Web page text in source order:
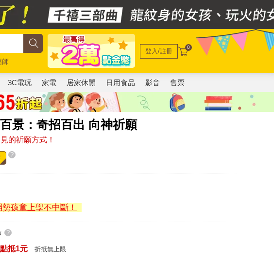
師
登入/註冊 0
3C電玩 家電 居家休閒 日用食品 影音 售票
百景：奇招百出 向神祈願
的祈願方式！
?
孩童上學不中斷！
?
抵1元 折抵無上限